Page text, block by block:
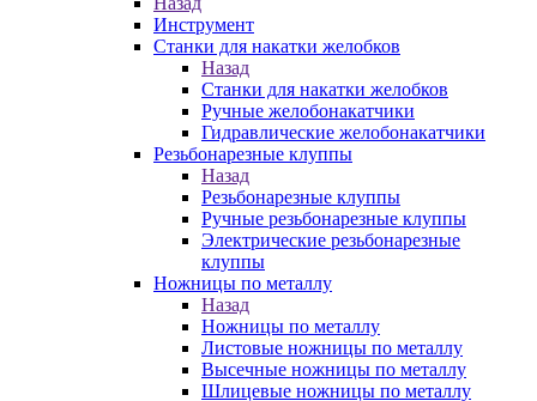
Инструмент
Станки для накатки желобков
Назад
Станки для накатки желобков
Ручные желобонакатчики
Гидравлические желобонакатчики
Резьбонарезные клуппы
Назад
Резьбонарезные клуппы
Ручные резьбонарезные клуппы
Электрические резьбонарезные
клуппы
Ножницы по металлу
Назад
Ножницы по металлу
Листовые ножницы по металлу
Высечные ножницы по металлу
Шлицевые ножницы по металлу